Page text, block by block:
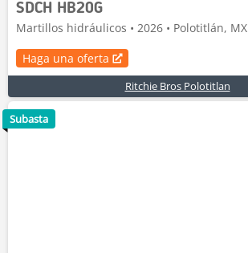
SDCH HB20G
Martillos hidráulicos • 2026 • Polotitlán, MX
Haga una oferta
Ritchie Bros Polotitlan
Subasta